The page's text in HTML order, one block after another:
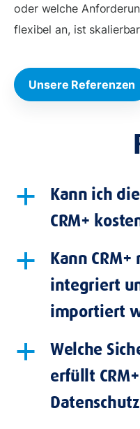
oder welche
flexibel an, ist
Unsere Referenzen
a
Kann ich
CRM+
a
Kann
integriert
importiert
a
Welche
erfüllt